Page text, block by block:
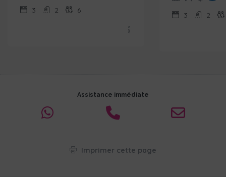
3 2 6
3 2
Assistance immédiate
Imprimer cette page